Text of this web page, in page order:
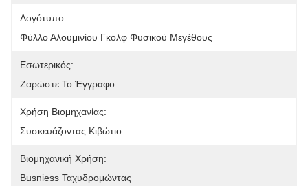
Λογότυπο:
Φύλλο Αλουμινίου Γκολφ Φυσικού Μεγέθους
Εσωτερικός:
Ζαρώστε Το Έγγραφο
Χρήση Βιομηχανίας:
Συσκευάζοντας Κιβώτιο
Βιομηχανική Χρήση:
Busniess Ταχυδρομώντας